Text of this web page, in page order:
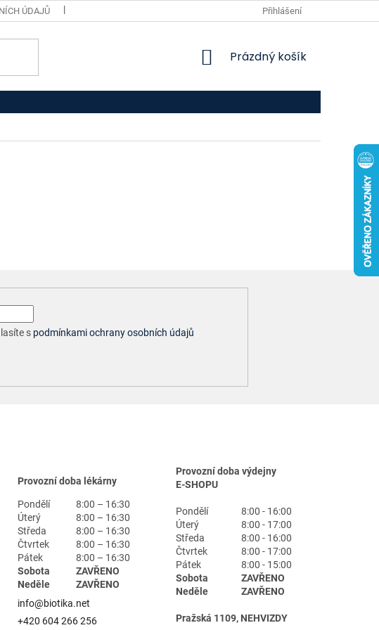
ÚDAJŮ Přihlášení
NÁKUPNÍ
Prázdný košík
s podmínkami ochrany osobních údajů
Provozní doba lékárny
Pondělí
8:00 – 16:30
Úterý
8:00 – 16:30
Středa
8:00 – 16:30
Čtvrtek
8:00 – 16:30
Pátek
8:00 – 16:30
Sobota
ZAVŘENO
Neděle
ZAVŘENO
info@biotika.net
+420 604 266 256
Provozní doba výdejny
E-SHOPU
Pondělí
8:00 - 16:00
Úterý
8:00 - 17:00
Středa
8:00 - 16:00
Čtvrtek
8:00 - 17:00
Pátek
8:00 - 15:00
Sobota
ZAVŘENO
Neděle
ZAVŘENO
Pražská 1109, NEHVIZDY